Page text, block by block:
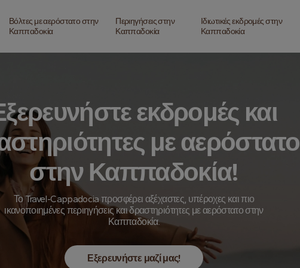
Βόλτες με αερόστατο στην
Καππαδοκία
Περιηγήσεις στην
Καππαδοκία
Ιδιωτικές εκδρομές στην
Καππαδοκία
εκδρομές και
με αερόστατο
στην Καππαδοκία!
Το Travel-Cappadocia προσφέρει αξέχαστες, υπέροχες και πιο
ικανοποιημένες περιηγήσεις και δραστηριότητες με αερόστατο στην
Καππαδοκία.
Εξερευνήστε μαζί μας!